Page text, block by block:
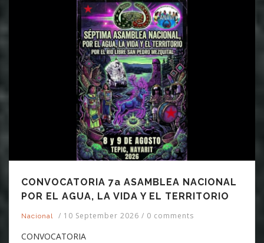
CONVOCATORIA 7a ASAMBLEA NACIONAL
POR EL AGUA, LA VIDA Y EL TERRITORIO
Nacional / 10 September 2026 / 0 comments
CONVOCATORIA